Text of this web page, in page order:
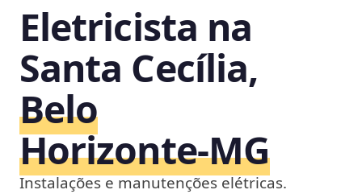
Eletricista na
Santa Cecília,
Belo
Horizonte‑MG
Instalações e manutenções elétricas.